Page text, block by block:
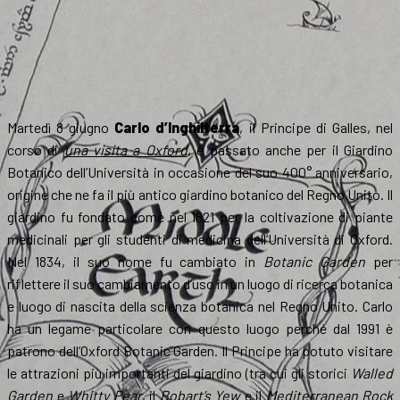
Martedì 8 giugno Carlo d’Inghilterra, il Principe di Galles, nel
corso diuna visita a Oxford, è passato anche per il Giardino
Botanico dell’Università in occasione del suo 400° anniversario,
origine che ne fa il più antico giardino botanico del Regno Unito. Il
giardino fu fondato come nel 1621 per la coltivazione di piante
medicinali per gli studenti di medicina dell’Università di Oxford.
Nel 1834, il suo nome fu cambiato in Botanic Garden per
riflettere il suo cambiamento d’uso in un luogo di ricerca botanica
e luogo di nascita della scienza botanica nel Regno Unito. Carlo
ha un legame particolare con questo luogo perché dal 1991 è
patrono dell’Oxford Botanic Garden. Il Principe ha potuto visitare
le attrazioni più importanti del giardino (tra cui gli storici Walled
Garden eWhitty Pear, ilBobart’s Yewe ilMediterranean Rock